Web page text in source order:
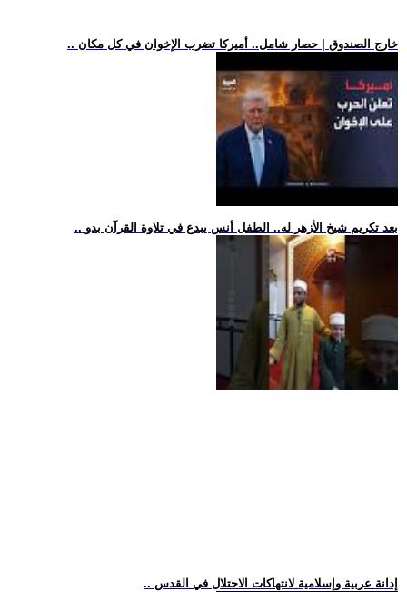
.. خارج الصندوق | حصار شامل.. أميركا تضرب الإخوان في كل مكان
.. بعد تكريم شيخ الأزهر له.. الطفل أنس يبدع في تلاوة القرآن بدو
.. إدانة عربية وإسلامية لانتهاكات الاحتلال في القدس